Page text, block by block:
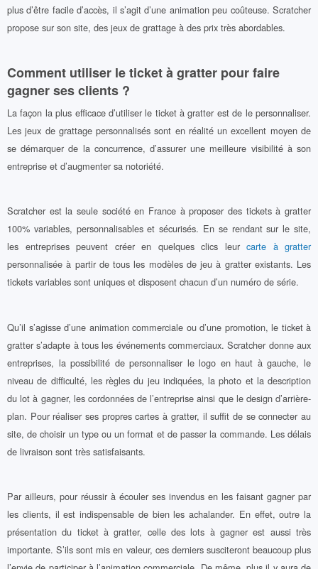
plus d’être facile d’accès, il s’agit d’une animation peu coûteuse. Scratcher
propose sur son site, des jeux de grattage à des prix très abordables.
Comment utiliser le ticket à gratter pour faire
gagner ses clients ?
La façon la plus efficace d’utiliser le ticket à gratter est de le personnaliser.
Les jeux de grattage personnalisés sont en réalité un excellent moyen de
se démarquer de la concurrence, d’assurer une meilleure visibilité à son
entreprise et d’augmenter sa notoriété.
Scratcher est la seule société en France à proposer des tickets à gratter
100% variables, personnalisables et sécurisés. En se rendant sur le site,
les entreprises peuvent créer en quelques clics leur carte à gratter
personnalisée à partir de tous les modèles de jeu à gratter existants. Les
tickets variables sont uniques et disposent chacun d’un numéro de série.
Qu’il s’agisse d’une animation commerciale ou d’une promotion, le ticket à
gratter s’adapte à tous les événements commerciaux. Scratcher donne aux
entreprises, la possibilité de personnaliser le logo en haut à gauche, le
niveau de difficulté, les règles du jeu indiquées, la photo et la description
du lot à gagner, les cordonnées de l’entreprise ainsi que le design d’arrière-
plan. Pour réaliser ses propres cartes à gratter, il suffit de se connecter au
site, de choisir un type ou un format et de passer la commande. Les délais
de livraison sont très satisfaisants.
Par ailleurs, pour réussir à écouler ses invendus en les faisant gagner par
les clients, il est indispensable de bien les achalander. En effet, outre la
présentation du ticket à gratter, celle des lots à gagner est aussi très
importante. S’ils sont mis en valeur, ces derniers susciteront beaucoup plus